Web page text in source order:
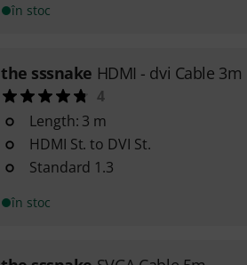
în stoc
the sssnake HDMI - dvi Cable 3m
4
Length: 3 m
HDMI St. to DVI St.
Standard 1.3
în stoc